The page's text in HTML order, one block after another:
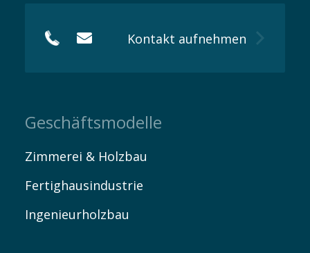
Kontakt aufnehmen
Geschäftsmodelle
Zimmerei & Holzbau
Fertighausindustrie
Ingenieurholzbau